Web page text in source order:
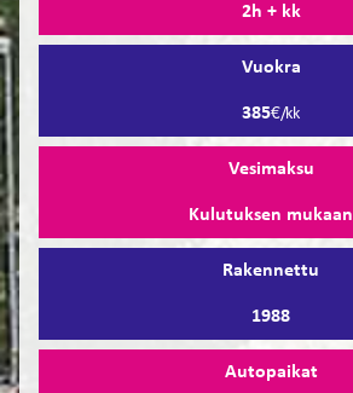
2h + kk
Vuokra
385€/kk
Vesimaksu
Kulutuksen mukaan
Rakennettu
1988
Autopaikat